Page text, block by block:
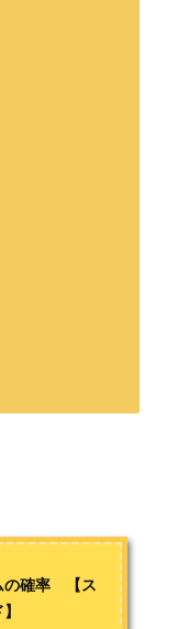
れ】
ン】
ルデムの面白さを
（國谷）
の確率 【ス